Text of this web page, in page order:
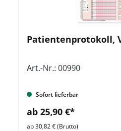
Patientenprotokoll,
Art.-Nr.: 00990
Sofort lieferbar
ab 25,90 €*
ab 30,82 € (Brutto)